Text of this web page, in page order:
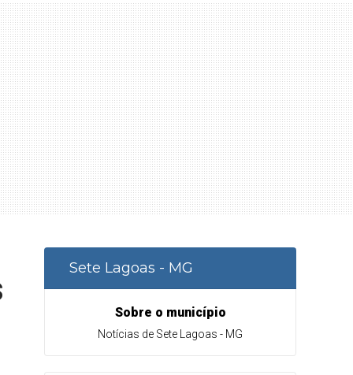
Sete Lagoas - MG
Sobre o município
Notícias de Sete Lagoas - MG